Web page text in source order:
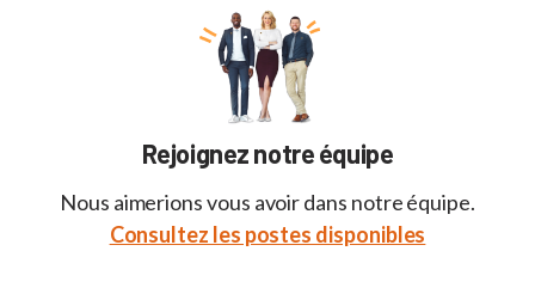
Rejoignez notre équipe
Nous aimerions vous avoir dans notre équipe.
Consultez les postes disponibles